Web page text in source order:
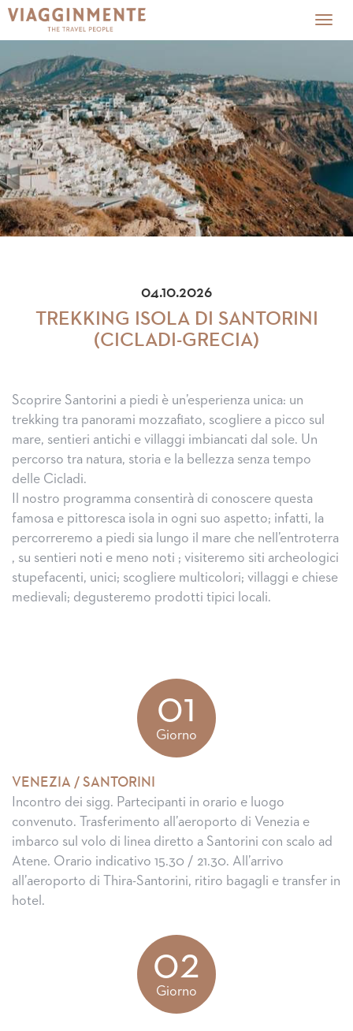
04.10.2026
TREKKING ISOLA DI SANTORINI
(CICLADI-GRECIA)
Scoprire Santorini a piedi è un’esperienza unica: un
trekking tra panorami mozzafiato, scogliere a picco sul
mare, sentieri antichi e villaggi imbiancati dal sole. Un
percorso tra natura, storia e la bellezza senza tempo
delle Cicladi.
Il nostro programma consentirà di conoscere questa
famosa e pittoresca isola in ogni suo aspetto; infatti, la
percorreremo a piedi sia lungo il mare che nell’entroterra
, su sentieri noti e meno noti ; visiteremo siti archeologici
stupefacenti, unici; scogliere multicolori; villaggi e chiese
medievali; degusteremo prodotti tipici locali.
01
Giorno
VENEZIA / SANTORINI
Incontro dei sigg. Partecipanti in orario e luogo
convenuto. Trasferimento all’aeroporto di Venezia e
imbarco sul volo di linea diretto a Santorini con scalo ad
Atene. Orario indicativo 15.30 / 21.30. All’arrivo
all’aeroporto di Thira-Santorini, ritiro bagagli e transfer in
hotel.
02
Giorno